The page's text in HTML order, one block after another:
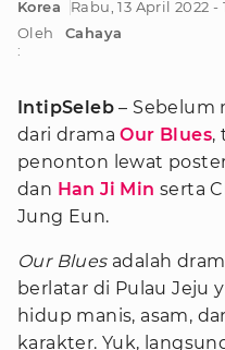
Korea
Rabu, 13 April 2022 -
Oleh
:
Cahaya
IntipSeleb – Sebelum
dari dramaOur Blues,
penonton lewat
dan Han Ji Min serta
Jung Eun.
Our Bluesadalah
berlatar di Pulau Jeju
hidup manis, asam,
karakter. Yuk,